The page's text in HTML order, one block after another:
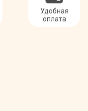
Удобная
оплата